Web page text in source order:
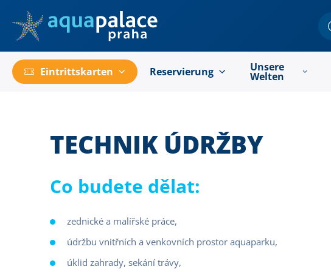
Eintrittskarten Reservierung Unsere
Welten
TECHNIK ÚDRŽBY
Co budete dělat:
zednické a malířské práce,
údržbu vnitřních a venkovních prostor aquaparku,
úklid zahrady, sekání trávy,